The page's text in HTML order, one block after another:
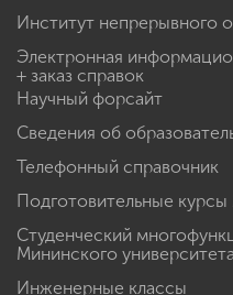
Институт непрерывного
Электронная
+ заказ справок
Научный форсайт
Сведения об
Телефонный справочник
Подготовительные
Студенческий
Мининского университета
Инженерные классы